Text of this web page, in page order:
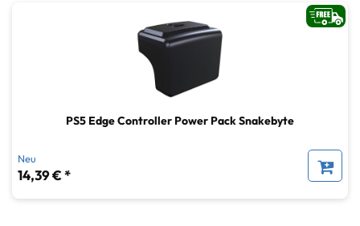
PS5 Edge Controller Power Pack Snakebyte
Neu
14,39 € *